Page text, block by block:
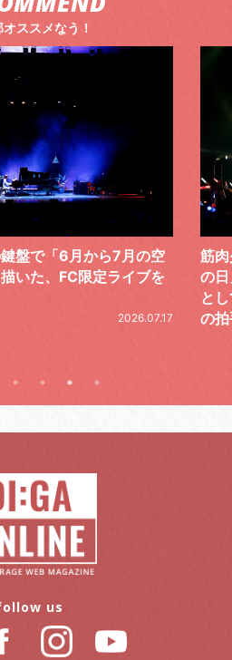
ススメなう！
周年記念ライブ「#筋少
と想」5 LIVE”のFINAL
らずのステージに万雷
黒
銘
一
た
us